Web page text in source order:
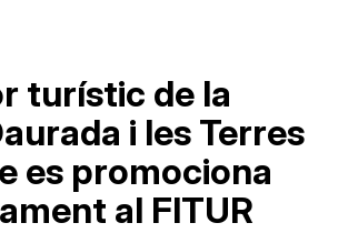
turístic de la
i les Terres
es promociona
al FITUR